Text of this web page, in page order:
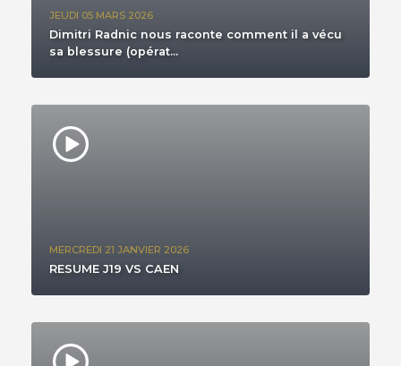
JEUDI 05 MARS 2026
Dimitri Radnic nous raconte comment il a vécu
sa blessure (opérat...
MERCREDI 21 JANVIER 2026
RESUME J19 VS CAEN